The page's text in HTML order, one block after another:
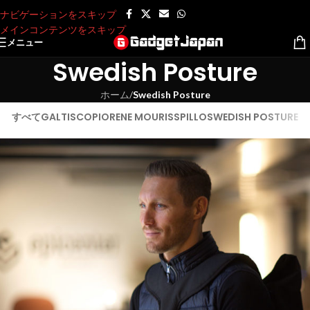
ナビゲーションをスキップ
メインコンテンツをスキップ
メニュー
Swedish Posture
ホーム/Swedish Posture
すべてGALTISCOPIORENE MOURISSPILLOSWEDISH POSTURE